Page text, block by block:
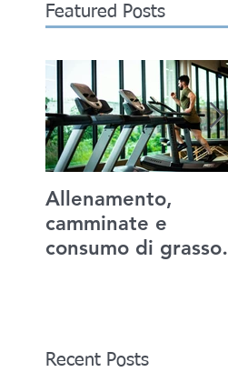
Featured Posts
Allenamento,
camminate e
consumo di grasso:
Recent Posts